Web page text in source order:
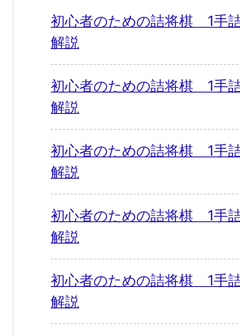
初心者のための詰将棋 1手
解説
初心者のための詰将棋 1手
解説
初心者のための詰将棋 1手
解説
初心者のための詰将棋 1手
解説
初心者のための詰将棋 1手
解説